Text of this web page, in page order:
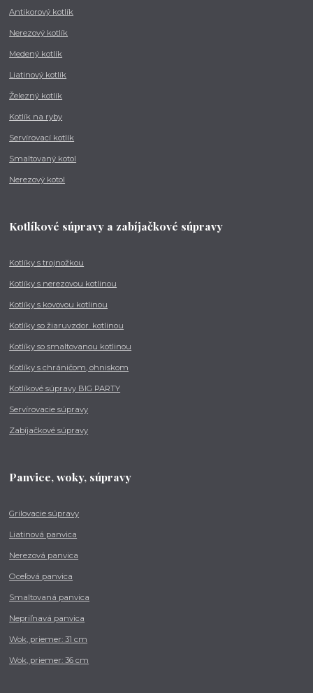
Antikorový kotlík
Nerezový kotlík
Medený kotlík
Liatinový kotlík
Železný kotlík
Kotlík na ryby
Servírovací kotlík
Smaltovaný kotol
Nerezový kotol
Kotlíkové súpravy a zabíjačkové súpravy
Kotlíky s trojnožkou
Kotlíky s nerezovou kotlinou
Kotlíky s kovovou kotlinou
Kotlíky so žiaruvzdor. kotlinou
Kotlíky so smaltovanou kotlinou
Kotlíky s chráničom, ohniskom
Kotlíkové súpravy BIG PARTY
Servírovacie súpravy
Zabíjačkové súpravy
Panvice, woky, súpravy
Grilovacie súpravy
Liatinová panvica
Nerezová panvica
Oceľová panvica
Smaltovaná panvica
Nepriľnavá panvica
Wok, priemer: 31 cm
Wok, priemer: 36 cm